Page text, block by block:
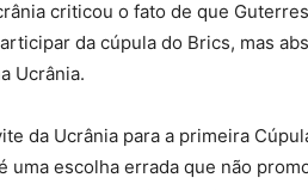
criticou o fato de que
da cúpula do Brics, mas
Ucrânia.
da Ucrânia para a primeira
uma escolha errada que não